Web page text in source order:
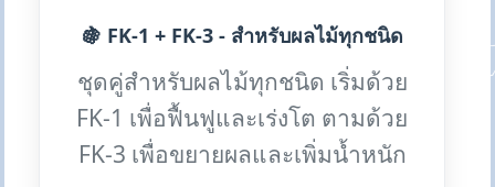
🍇 FK-1 + FK-3 - สำหรับผลไม้ทุกชนิด
ชุดคู่สำหรับผลไม้ทุกชนิด เริ่มด้วย
FK-1 เพื่อฟื้นฟูและเร่งโต ตามด้วย
FK-3 เพื่อขยายผลและเพิ่มน้ำหนัก